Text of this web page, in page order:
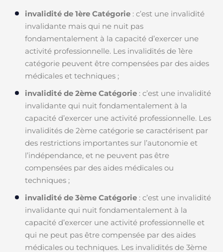
invalidité de 1ère Catégorie : c’est une invalidité
invalidante mais qui ne nuit pas
fondamentalement à la capacité d’exercer une
activité professionnelle. Les invalidités de 1ère
catégorie peuvent être compensées par des aides
médicales et techniques ;
invalidité de 2ème Catégorie : c’est une invalidité
invalidante qui nuit fondamentalement à la
capacité d’exercer une activité professionnelle. Les
invalidités de 2ème catégorie se caractérisent par
des restrictions importantes sur l’autonomie et
l’indépendance, et ne peuvent pas être
compensées par des aides médicales ou
techniques ;
invalidité de 3ème Catégorie : c’est une invalidité
invalidante qui nuit fondamentalement à la
capacité d’exercer une activité professionnelle et
qui ne peut pas être compensée par des aides
médicales ou techniques. Les invalidités de 3ème